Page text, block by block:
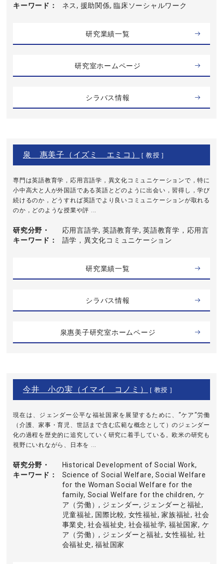
キーワード
ネス, 援助関係, 臨床ソーシャルワーク
研究業績一覧
研究室ホームページ
シラバス情報
泉 惠美子（イズミ エミコ） [ 教授 ]
専門は英語教育学，応用言語学，異文化コミュニケーションで，特に
小中高大と人が外国語である英語とどのように出会い，習得し，学び
続けるのか，どうすれば英語でより良いコミュニケーションが取れる
のか，どのような授業や評 ...
研究分野・
キーワード
応用言語学, 英語教育学, 英語教育学，応用言
語学，異文化コミュニケーション
研究業績一覧
シラバス情報
泉惠美子研究室ホームページ
今井 小の実（イマイ コノミ） [ 教授 ]
現在は、ジェンダー公平な福祉国家を展望するために、”ケア”労働
（介護、家事・育児、世話まで含む広範な概念として）のジェンダー
化の過程を歴史的に追究していく研究に着手している。欧米の研究も
視野にいれながら、日本を ...
研究分野・
キーワード
Historical Development of Social Work,
Science of Social Welfare, Social Welfare
for the Woman Social Welfare for the
family, Social Welfare for the children, ケ
ア（労働）, ジェンダー, ジェンダーと福祉,
児童福祉, 国際比較, 女性福祉, 家族福祉, 社会
事業史, 社会福祉史, 社会福祉学, 福祉国家, ケ
ア（労働）, ジェンダーと福祉, 女性福祉, 社
会福祉史, 福祉国家